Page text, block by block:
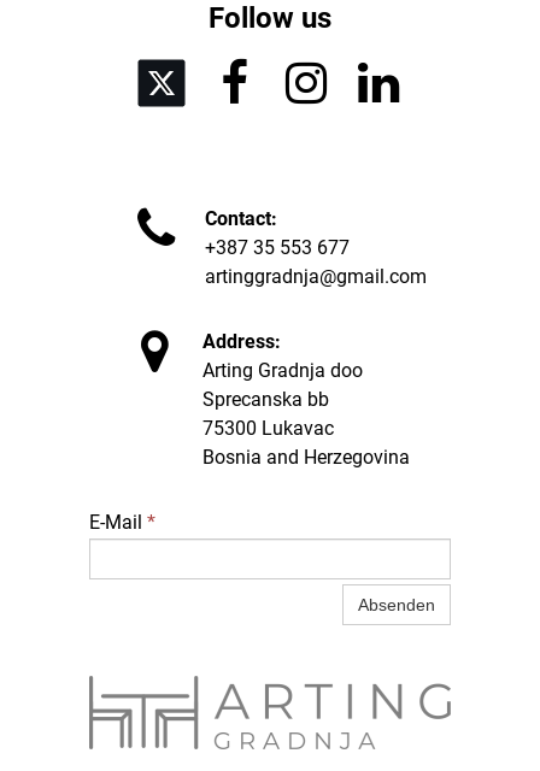
Follow us
  

Contact:
+387 35 553 677
artinggradnja@gmail.com

Address:
Arting Gradnja doo
Sprecanska bb
75300 Lukavac
Bosnia and Herzegovina
E-Mail *
Absenden